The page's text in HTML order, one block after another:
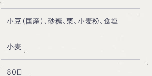
小豆（国産）、砂糖、栗、小麦粉、食塩
小麦
80日